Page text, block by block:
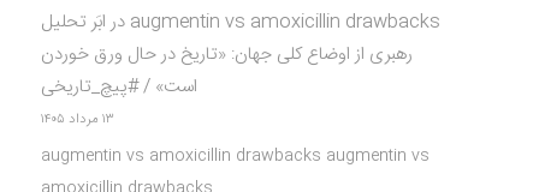
augmentin vs amoxicillin drawbacks در ابَر تحلیل
رهبری از اوضاع کلی جهان: «تاریخ در حال ورق خوردن
است» / #پیچ_تاریخی
۱۳ مرداد ۱۴۰۵
augmentin vs amoxicillin drawbacks augmentin vs